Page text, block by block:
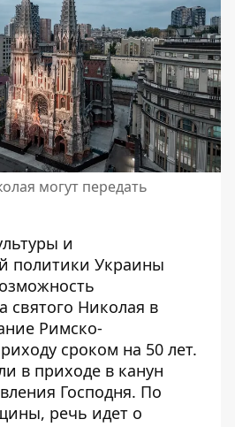
могут передать
и
политики Украины
святого Николая в
Римско-
сроком на 50 лет.
в приходе в канун
Господня. По
речь идет о